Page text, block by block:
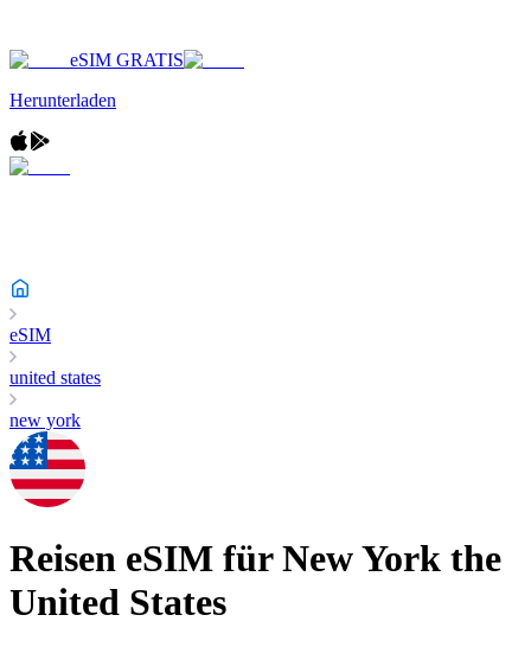
eSIM GRATIS
Herunterladen
eSIM
united states
new york
Reisen eSIM für New York the
United States